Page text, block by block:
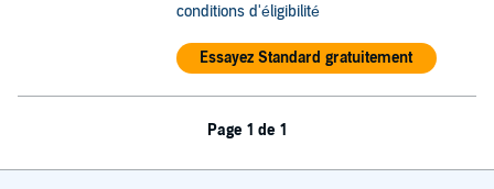
conditions d'éligibilité
Essayez Standard gratuitement
Page 1 de 1